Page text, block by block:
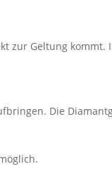
zur Geltung kommt.
Die